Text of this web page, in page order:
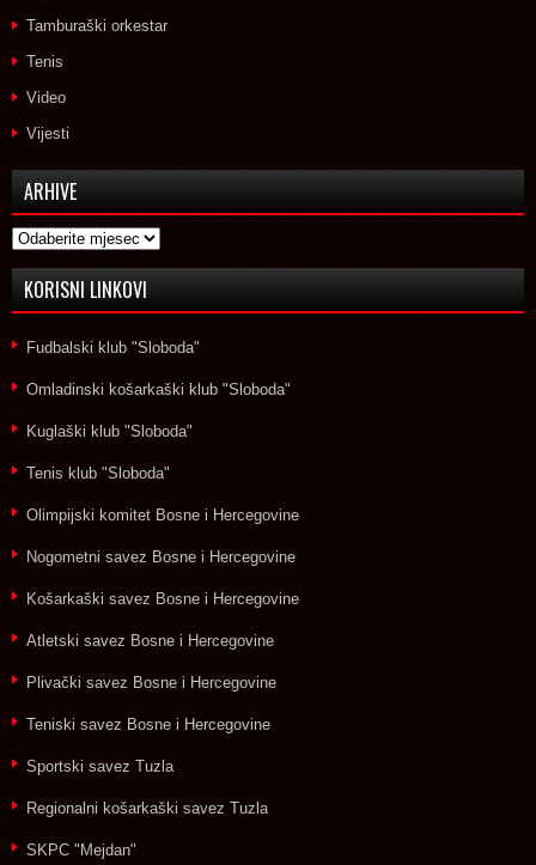
Tamburaški orkestar
Tenis
Video
Vijesti
ARHIVE
Arhive
KORISNI LINKOVI
Fudbalski klub "Sloboda"
Omladinski košarkaški klub "Sloboda"
Kuglaški klub "Sloboda"
Tenis klub "Sloboda"
Olimpijski komitet Bosne i Hercegovine
Nogometni savez Bosne i Hercegovine
Košarkaški savez Bosne i Hercegovine
Atletski savez Bosne i Hercegovine
Plivački savez Bosne i Hercegovine
Teniski savez Bosne i Hercegovine
Sportski savez Tuzla
Regionalni košarkaški savez Tuzla
SKPC "Mejdan"